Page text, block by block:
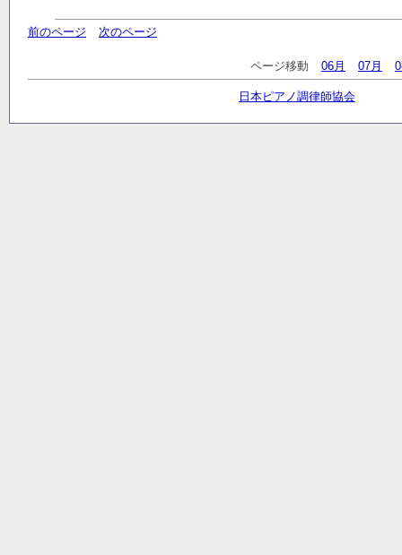
前のページ 次のページ
ページ移動 06月 07月
日本ピアノ調律師協会